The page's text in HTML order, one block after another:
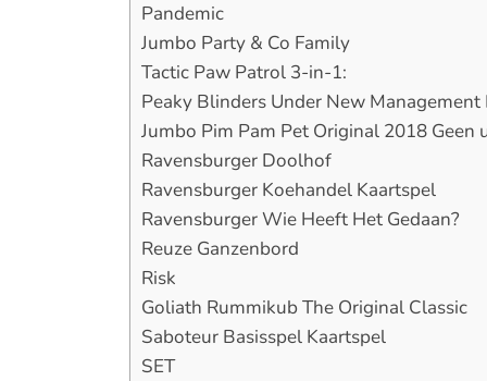
Pandemic
Jumbo Party & Co Family
Tactic Paw Patrol 3-in-1:
Peaky Blinders Under New
Jumbo Pim Pam Pet Original 2018 Geen
Ravensburger Doolhof
Ravensburger Koehandel Kaartspel
Ravensburger Wie Heeft Het Gedaan?
Reuze Ganzenbord
Risk
Goliath Rummikub The Original Classic
Saboteur Basisspel Kaartspel
SET